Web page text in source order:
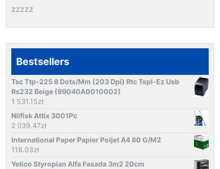
zzzzz
Bestsellers
Tsc Ttp-225 8 Dots/Mm (203 Dpi) Rtc Tspl-Ez Usb
Rs232 Beige (99040A0010002)
1 531.15zł
Nilfisk Attix 3001Pc
2 039.47zł
International Paper Papier Poljet A4 80 G/M2
118.03zł
Yetico Styropian Alfa Fasada 3m2 20cm